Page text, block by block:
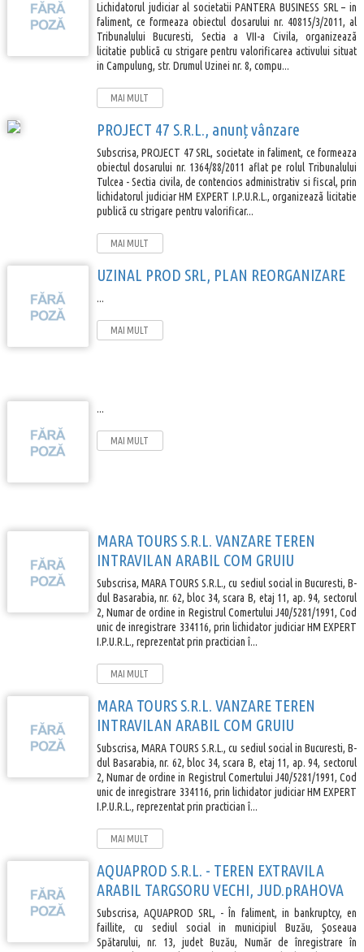
Lichidatorul judiciar al societatii PANTERA BUSINESS SRL – in
faliment, ce formeaza obiectul dosarului nr. 40815/3/2011, al
Tribunalului Bucuresti, Sectia a VII-a Civila, organizeazã
licitatie publicã cu strigare pentru valorificarea activului situat
in Campulung, str. Drumul Uzinei nr. 8, compu...
MAI MULT
PROJECT 47 S.R.L., anunț vânzare
Subscrisa, PROJECT 47 SRL, societate in faliment, ce formeaza
obiectul dosarului nr. 1364/88/2011 aflat pe rolul Tribunalului
Tulcea - Sectia civila, de contencios administrativ si fiscal, prin
lichidatorul judiciar HM EXPERT I.P.U.R.L., organizeazã licitatie
publicã cu strigare pentru valorificar...
MAI MULT
UZINAL PROD SRL, PLAN REORGANIZARE
...
MAI MULT
...
MAI MULT
MARA TOURS S.R.L. VANZARE TEREN
INTRAVILAN ARABIL COM GRUIU
Subscrisa, MARA TOURS S.R.L., cu sediul social in Bucuresti, B-
dul Basarabia, nr. 62, bloc 34, scara B, etaj 11, ap. 94, sectorul
2, Numar de ordine in Registrul Comertului J40/5281/1991, Cod
unic de inregistrare 334116, prin lichidator judiciar HM EXPERT
I.P.U.R.L., reprezentat prin practician î...
MAI MULT
MARA TOURS S.R.L. VANZARE TEREN
INTRAVILAN ARABIL COM GRUIU
Subscrisa, MARA TOURS S.R.L., cu sediul social in Bucuresti, B-
dul Basarabia, nr. 62, bloc 34, scara B, etaj 11, ap. 94, sectorul
2, Numar de ordine in Registrul Comertului J40/5281/1991, Cod
unic de inregistrare 334116, prin lichidator judiciar HM EXPERT
I.P.U.R.L., reprezentat prin practician î...
MAI MULT
AQUAPROD S.R.L. - TEREN EXTRAVILA
ARABIL TARGSORU VECHI, JUD.pRAHOVA
Subscrisa, AQUAPROD SRL, - În faliment, in bankruptcy, en
faillite, cu sediul social in municipiul Buzău, Şoseaua
Spătarului, nr. 13, judet Buzău, Număr de înregistrare în